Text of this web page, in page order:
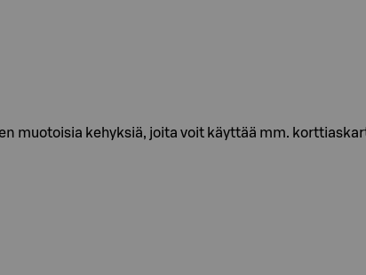
muotoisia kehyksiä, joita voit käyttää mm.